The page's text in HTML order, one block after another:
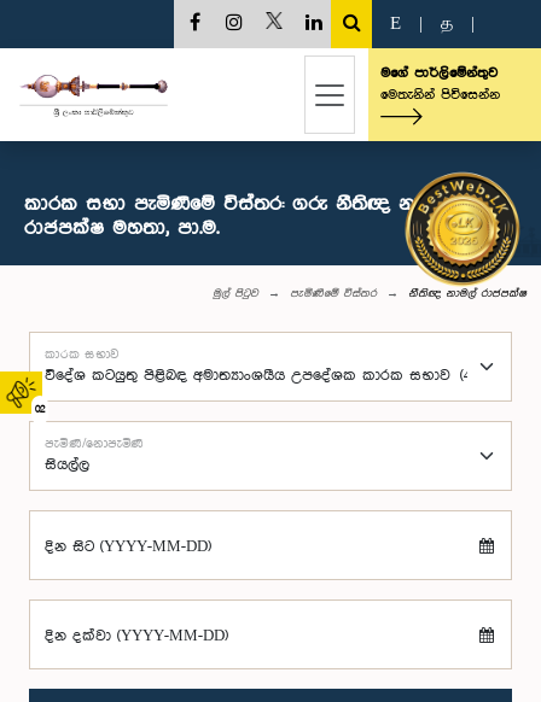
02
E த
මගේ පාර්ලිමේන්තුව
මෙතැනින් පිවිසෙන්න
කාරක සභා පැමිණීමේ විස්තර: ගරු නීතිඥ නාමල්
රාජපක්ෂ මහතා, පා.ම.
මුල් පිටුව පැමිණීමේ විස්තර නීතිඥ නාමල් රාජපක්ෂ
කාරක සභාව
පැමිණි/නොපැමිණි
දින සිට (YYYY-MM-DD)
දින දක්වා (YYYY-MM-DD)